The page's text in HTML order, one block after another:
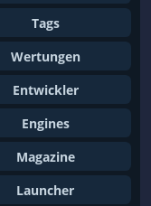
Tags
Wertungen
Entwickler
Engines
Magazine
Launcher